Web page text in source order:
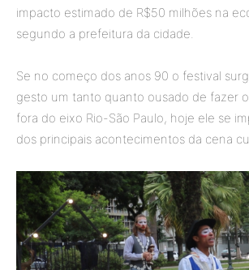
impacto estimado de R$50 milhões na
segundo a prefeitura da cidade.
Se no começo dos anos 90 o festival
gesto um tanto quanto ousado de fazer
fora do eixo Rio-São Paulo, hoje ele se
dos principais acontecimentos da cena